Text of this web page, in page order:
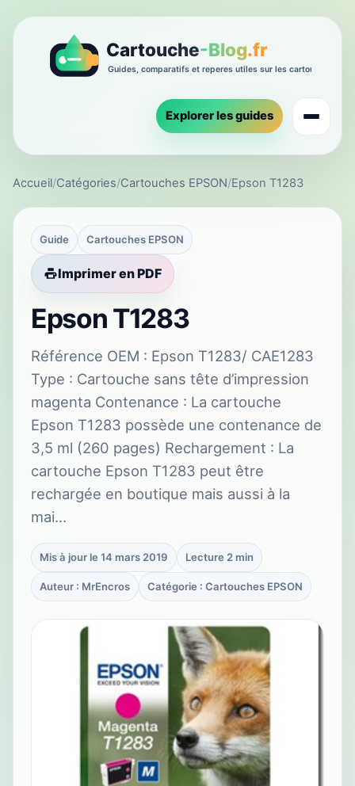
Explorer les guides
Accueil/Catégories/Cartouches EPSON/Epson T1283
Guide Cartouches EPSON
Imprimer en PDF
Epson T1283
Référence OEM : Epson T1283/ CAE1283
Type : Cartouche sans tête d’impression
magenta Contenance : La cartouche
Epson T1283 possède une contenance de
3,5 ml (260 pages) Rechargement : La
cartouche Epson T1283 peut être
rechargée en boutique mais aussi à la
mai…
Mis à jour le 14 mars 2019 Lecture 2 min
Auteur : MrEncros Catégorie : Cartouches EPSON